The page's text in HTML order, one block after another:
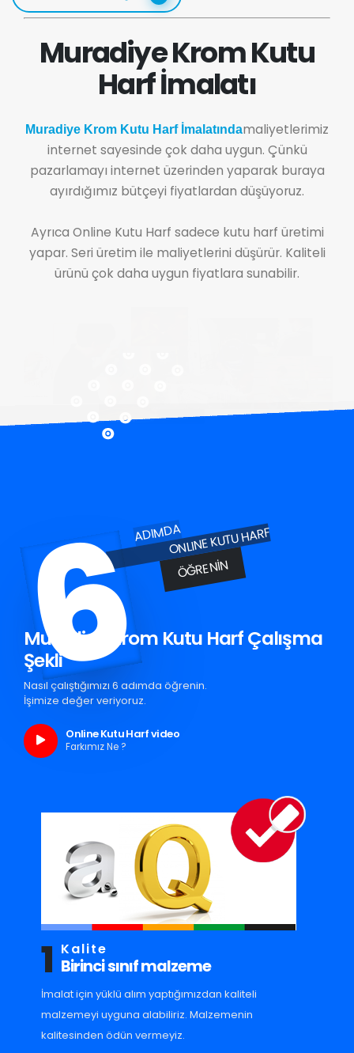
Muradiye Krom Kutu
Harf İmalatı
Muradiye Krom Kutu Harf İmalatındamaliyetlerimiz
internet sayesinde çok daha uygun. Çünkü
pazarlamayı internet üzerinden yaparak buraya
ayırdığımız bütçeyi fiyatlardan düşüyoruz.
Ayrıca Online Kutu Harf sadece kutu harf üretimi
yapar. Seri üretim ile maliyetlerini düşürür. Kaliteli
ürünü çok daha uygun fiyatlara sunabilir.
6ADIMDAONLINE KUTU HARF
ÖĞRENIN
Muradiye Krom Kutu Harf Çalışma
Şekli
Nasıl çalıştığımızı 6 adımda öğrenin.
İşimize değer veriyoruz.
Online Kutu Harf video
Farkımız Ne ?
1 Kalite
Birinci sınıf malzeme
İmalat için yüklü alım yaptığımızdan kaliteli
malzemeyi uyguna alabiliriz. Malzemenin
kalitesinden ödün vermeyiz.